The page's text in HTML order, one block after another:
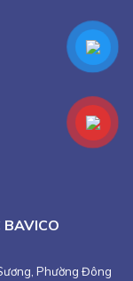
Phường Đông